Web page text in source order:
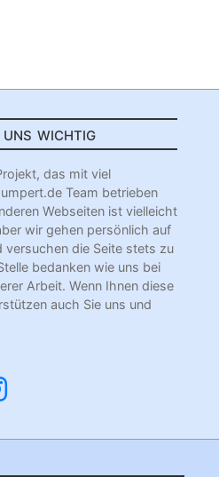
wichtig
das mit viel
Team betrieben
Webseiten ist vielleicht
wir gehen persönlich auf
versuchen die Seite stets zu
bedanken wie uns bei
Arbeit. Wenn Ihnen diese
auch Sie uns und